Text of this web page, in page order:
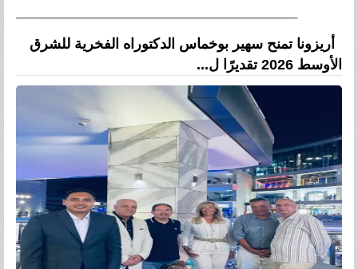
أريزونا تمنح سهير بوخماس الدكتوراه الفخرية للشرق
الأوسط 2026 تقديرًا ل...